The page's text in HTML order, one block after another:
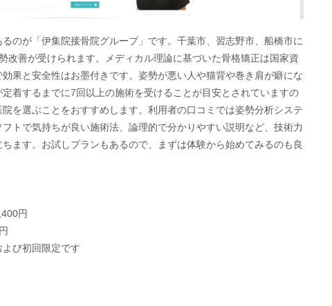
のが「伊集院接骨院グループ」です。千葉市、習志野市、船橋市に
改善が受けられます。メディカル理論に基づいた骨格矯正は国家資
果と安全性はお墨付きです。姿勢が悪い人や猫背や巻き肩が癖にな
着するまでに7回以上の施術を受けることが目安とされていますの
を選ぶことをおすすめします。利用者の口コミでは姿勢分析システ
トで気持ちが良い施術法、論理的で分かりやすい説明など、技術力
ます。お試しプランもあるので、まずは体験から始めてみるのも良
円
よび初回限定です